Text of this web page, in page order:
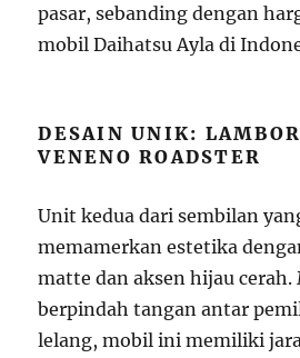
pasar, sebanding dengan
mobil Daihatsu Ayla di
DESAIN UNIK:
VENENO ROADSTER
Unit kedua dari sembilan
memamerkan estetika
matte dan aksen hijau
berpindah tangan antar
lelang, mobil ini memiliki